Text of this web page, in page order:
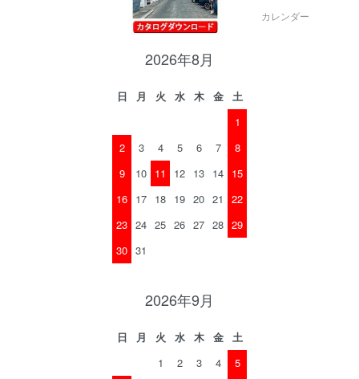
カレンダー
2026年8月
日 月 火 水 木 金
土
1
2
3 4 5 6 7
8
9
10 11 12 13 14 15
16 17 18 19 20 21
22
23 24 25 26 27 28 29
30 31
2026年9月
日 月 火 水 木 金
土
1
2 3 4
5